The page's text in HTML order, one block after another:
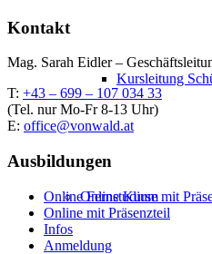
Kursleitung
Online Kurse mit
Kontakt
Mag. Sarah Eidler –
T: +43 – 699 – 107 034 33
(Tel. nur Mo-Fr 8-13 Uhr)
E: office@vonwald.at
Ausbildungen
Online Fernstudium
Online mit Präsenzteil
Infos
Anmeldung